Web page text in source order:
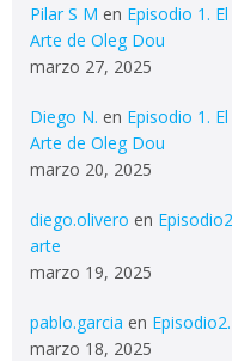
Pilar S M en Episodio 1.
Arte de Oleg Dou
marzo 27, 2025
Diego N. en Episodio 1.
Arte de Oleg Dou
marzo 20, 2025
diego.olivero en
arte
marzo 19, 2025
pablo.garcia en
marzo 18, 2025